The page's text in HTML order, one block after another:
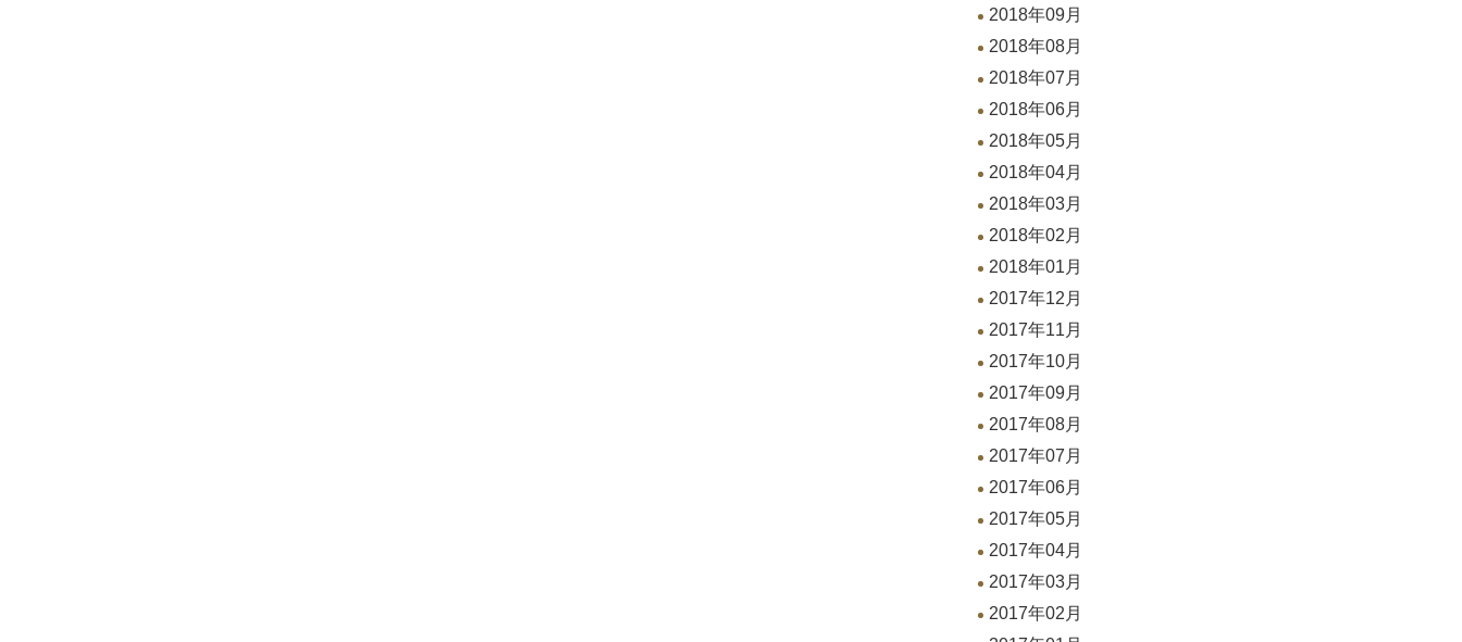
2018年09月
2018年08月
2018年07月
2018年06月
2018年05月
2018年04月
2018年03月
2018年02月
2018年01月
2017年12月
2017年11月
2017年10月
2017年09月
2017年08月
2017年07月
2017年06月
2017年05月
2017年04月
2017年03月
2017年02月